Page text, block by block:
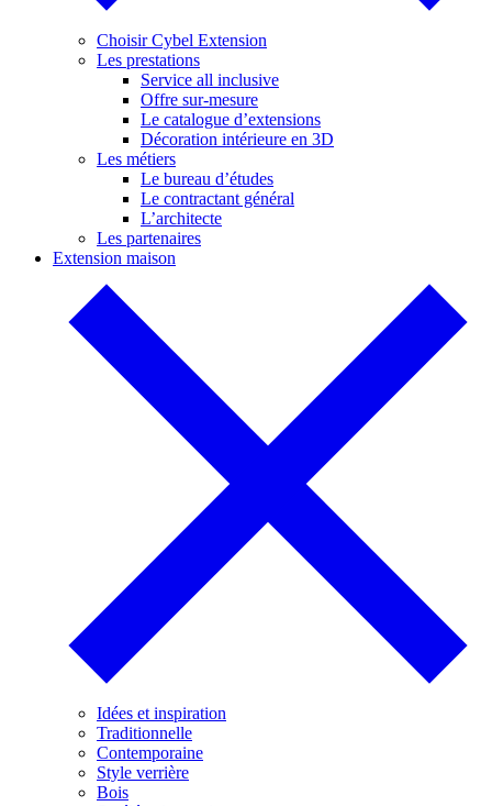
Choisir Cybel Extension
Les prestations
Service all inclusive
Offre sur-mesure
Le catalogue d’extensions
Décoration intérieure en 3D
Les métiers
Le bureau d’études
Le contractant général
L’architecte
Les partenaires
Extension maison
Idées et inspiration
Traditionnelle
Contemporaine
Style verrière
Bois